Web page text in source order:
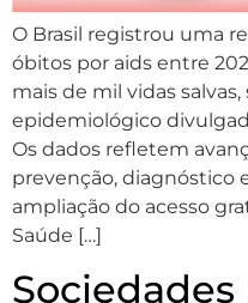
O Brasil registrou uma
óbitos por aids entre
mais de mil vidas
epidemiológico
Os dados refletem
prevenção, diagnóstico
ampliação do acesso
Saúde […]